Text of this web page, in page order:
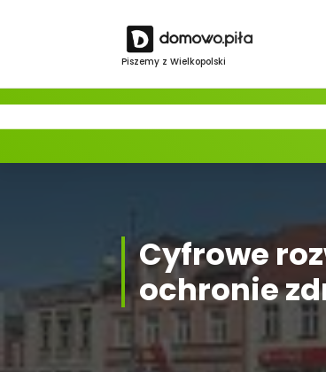
Piszemy z Wielkopolski
Cyfrowe
ochronie